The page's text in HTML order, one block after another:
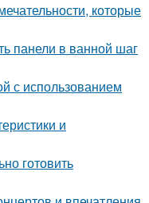
которые
панели в ванной шаг
с использованием
и
готовить